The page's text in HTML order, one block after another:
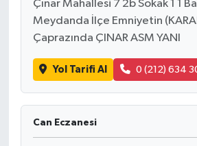
Çınar Mahallesi 7 2b Sokak 1 1
Meydanda İlçe Emniyetin
Çaprazında ÇINAR ASM YANI
Yol Tarifi Al 0 (212) 634
Can Eczanesi